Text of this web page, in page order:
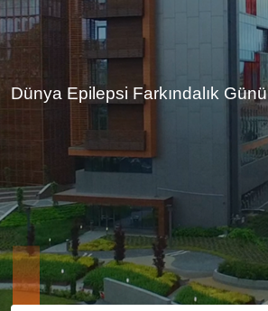
Dünya Epilepsi Farkındalık Günü